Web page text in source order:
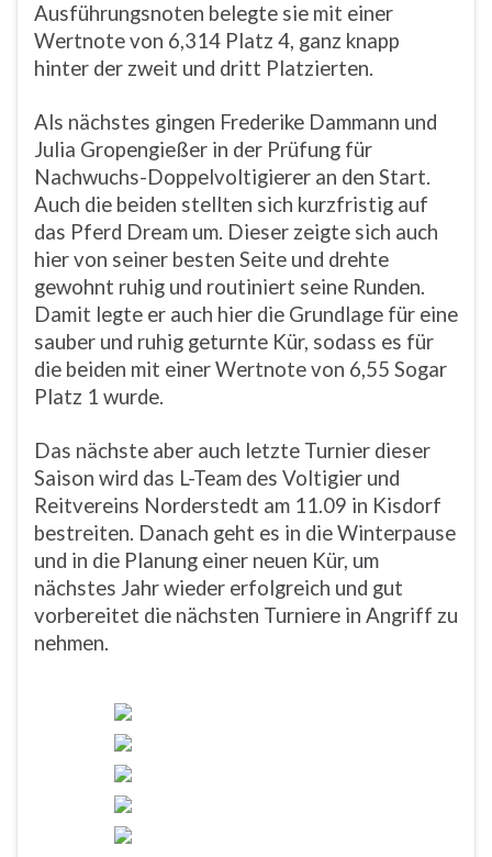
Ausführungsnoten belegte sie mit einer
Wertnote von 6,314 Platz 4, ganz knapp
hinter der zweit und dritt Platzierten.
Als nächstes gingen Frederike Dammann und
Julia Gropengießer in der Prüfung für
Nachwuchs-Doppelvoltigierer an den Start.
Auch die beiden stellten sich kurzfristig auf
das Pferd Dream um. Dieser zeigte sich auch
hier von seiner besten Seite und drehte
gewohnt ruhig und routiniert seine Runden.
Damit legte er auch hier die Grundlage für eine
sauber und ruhig geturnte Kür, sodass es für
die beiden mit einer Wertnote von 6,55 Sogar
Platz 1 wurde.
Das nächste aber auch letzte Turnier dieser
Saison wird das L-Team des Voltigier und
Reitvereins Norderstedt am 11.09 in Kisdorf
bestreiten. Danach geht es in die Winterpause
und in die Planung einer neuen Kür, um
nächstes Jahr wieder erfolgreich und gut
vorbereitet die nächsten Turniere in Angriff zu
nehmen.